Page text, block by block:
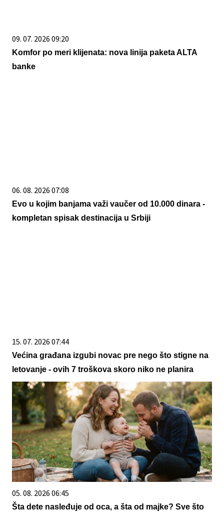
09. 07. 2026 09:20
Komfor po meri klijenata: nova linija paketa ALTA
banke
06. 08. 2026 07:08
Evo u kojim banjama važi vaučer od 10.000 dinara -
kompletan spisak destinacija u Srbiji
15. 07. 2026 07:44
Većina građana izgubi novac pre nego što stigne na
letovanje - ovih 7 troškova skoro niko ne planira
05. 08. 2026 06:45
Šta dete nasleđuje od oca, a šta od majke? Sve što